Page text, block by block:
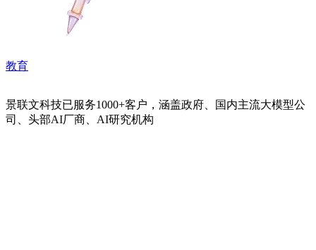
教育
景联文科技已服务1000+客户，涵盖政府、国内主流大模型公
司、头部AI厂商、AI研究机构